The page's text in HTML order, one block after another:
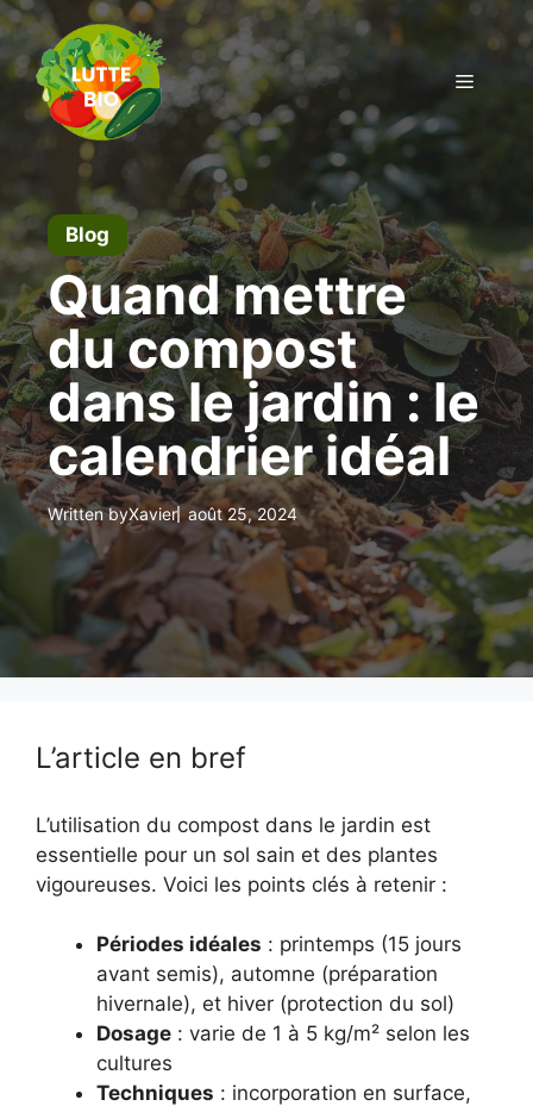
Aller
au
contenu
Menu
Blog
Quand mettre
du compost
dans le jardin : le
calendrier idéal
Written byXavier août 25, 2024
L’article en bref
L’utilisation du compost dans le jardin est
essentielle pour un sol sain et des plantes
vigoureuses. Voici les points clés à retenir :
Périodes idéales : printemps (15 jours
avant semis), automne (préparation
hivernale), et hiver (protection du sol)
Dosage : varie de 1 à 5 kg/m² selon les
cultures
Techniques : incorporation en surface,